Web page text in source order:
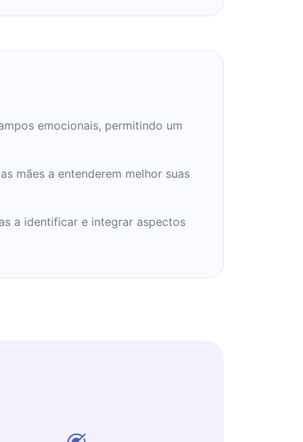
emocionais, permitindo um
mães a entenderem melhor suas
a identificar e integrar aspectos